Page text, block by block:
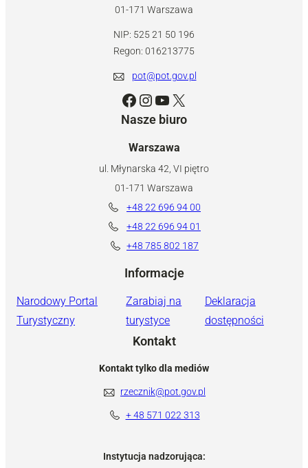
01-171 Warszawa
NIP: 525 21 50 196
Regon: 016213775
pot@pot.gov.pl
Facebook Instagram YouTube X
Nasze biuro
Warszawa
ul. Młynarska 42, VI piętro
01-171 Warszawa
+48 22 696 94 00
+48 22 696 94 01
+48 785 802 187
Informacje
Narodowy Portal
Turystyczny
Zarabiaj na
turystyce
Deklaracja
dostępności
Kontakt
Kontakt tylko dla mediów
rzecznik@pot.gov.pl
+ 48 571 022 313
Instytucja nadzorująca: